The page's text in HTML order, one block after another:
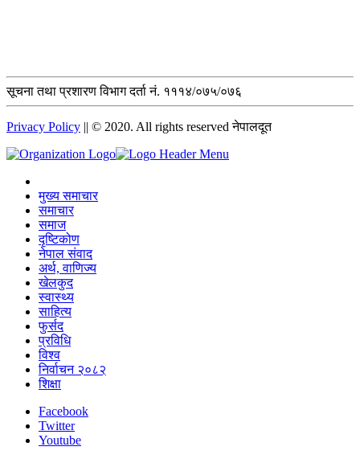
सूचना तथा प्रशारण विभाग दर्ता नं. १११४/०७५/०७६
Privacy Policy || © 2020. All rights reserved नेपालदूत
मुख्य समाचार
समाचार
समाज
दृष्टिकोण
नेपाल संवाद
अर्थ, वाणिज्य
खेलकुद
स्वास्थ्य
साहित्य
फुर्सद
प्रविधि
विश्व
निर्वाचन २०८२
शिक्षा
Facebook
Twitter
Youtube